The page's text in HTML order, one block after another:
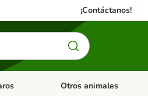
¡Contáctanos!
de categoria abierto: Roedores y +
Menú de categoria
Otros animales